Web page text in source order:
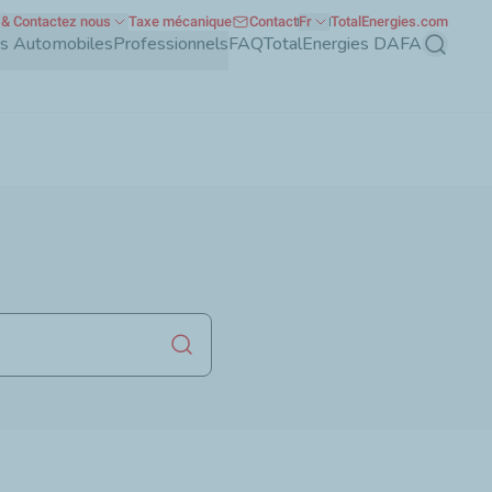
AutomobilesProfessionnelsFAQTotalEnergies DAFA
Contactez nous Taxe mécanique ContactFr TotalEnergies.com
Lancer la recherche